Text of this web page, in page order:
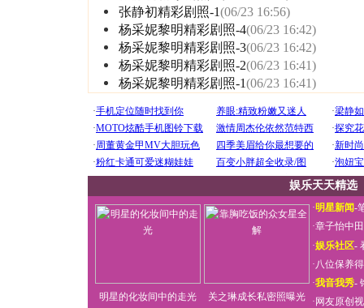
张静初精彩剧照-1(06/23 16:56)
杨采妮黎明精彩剧照-4(06/23 16:42)
杨采妮黎明精彩剧照-3(06/23 16:42)
杨采妮黎明精彩剧照-2(06/23 16:41)
杨采妮黎明精彩剧照-1(06/23 16:41)
娱乐天天精选
明星的化妆间中的走光 关之琳成长私密照曝光
·明星新闻-
·章子怡中
·娱乐社区-
·八位保养
·我音我秀-
· 网友原创